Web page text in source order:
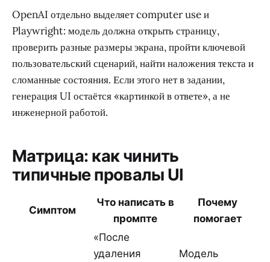
OpenAI отдельно выделяет computer use и
Playwright: модель должна открыть страницу,
проверить разные размеры экрана, пройти ключевой
пользовательский сценарий, найти наложения текста и
сломанные состояния. Если этого нет в задании,
генерация UI остаётся «картинкой в ответе», а не
инженерной работой.
Матрица: как чинить
типичные провалы UI
Симптом
Что написать в
промпте
Почему
помогает
«После
удаления
Модель